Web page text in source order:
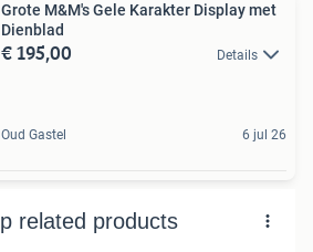
Grote M&M's Gele Karakter Display met
Dienblad
€ 195,00 Details
Oud Gastel 6 jul 26